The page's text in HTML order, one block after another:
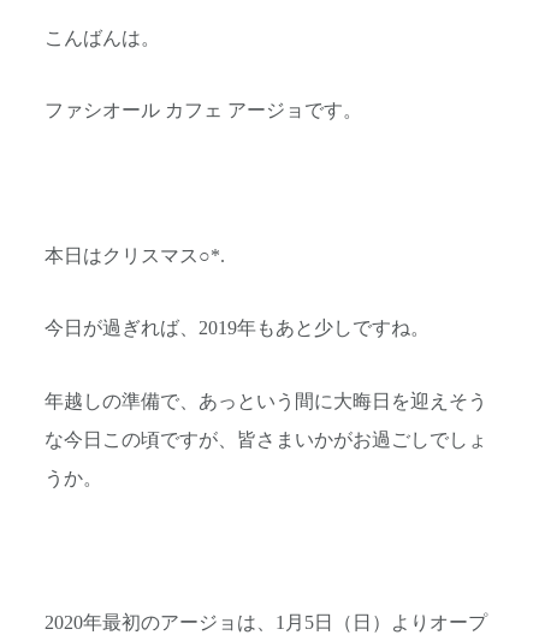
こんばんは。
ファシオール カフェ アージョです。
本日はクリスマス○*.
今日が過ぎれば、2019年もあと少しですね。
年越しの準備で、あっという間に大晦日を迎えそう
な今日この頃ですが、皆さまいかがお過ごしでしょ
うか。
2020年最初のアージョは、1月5日（日）よりオープ